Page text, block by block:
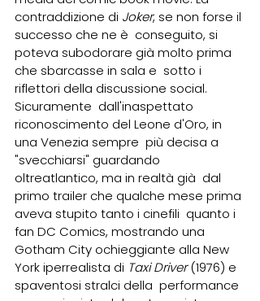
contraddizione di Joker, se non forse il
successo che ne è  conseguito, si
poteva subodorare già molto prima
che sbarcasse in sala e  sotto i
riflettori della discussione social.
Sicuramente  dall'inaspettato
riconoscimento del Leone d'Oro, in
una Venezia sempre  più decisa a
"svecchiarsi" guardando
oltreatlantico, ma in realtà già  dal
primo trailer che qualche mese prima
aveva stupito tanto i cinefili  quanto i
fan DC Comics, mostrando una
Gotham City ochieggiante alla New
York iperrealista di Taxi Driver (1976) e
spaventosi stralci della  performance